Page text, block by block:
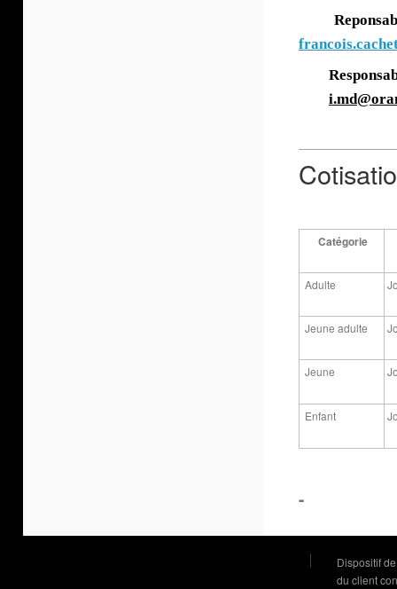
Catégorie
Adulte
Jeune adulte
Jeune
Enfant
-
Dispositif
du client